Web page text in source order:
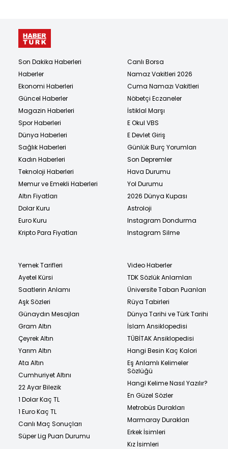
Son Dakika Haberleri
Haberler
Ekonomi Haberleri
Güncel Haberler
Magazin Haberleri
Spor Haberleri
Dünya Haberleri
Sağlık Haberleri
Kadın Haberleri
Teknoloji Haberleri
Memur ve Emekli Haberleri
Altın Fiyatları
Dolar Kuru
Euro Kuru
Kripto Para Fiyatları
Canlı Borsa
Namaz Vakitleri 2026
Cuma Namazı Vakitleri
Nöbetçi Eczaneler
İstiklal Marşı
E Okul VBS
E Devlet Giriş
Günlük Burç Yorumları
Son Depremler
Hava Durumu
Yol Durumu
2026 Dünya Kupası
Astroloji
Instagram Dondurma
Instagram Silme
Yemek Tarifleri
Ayetel Kürsi
Saatlerin Anlamı
Aşk Sözleri
Günaydın Mesajları
Gram Altın
Çeyrek Altın
Yarım Altın
Ata Altın
Cumhuriyet Altını
22 Ayar Bilezik
1 Dolar Kaç TL
1 Euro Kaç TL
Canlı Maç Sonuçları
Süper Lig Puan Durumu
Video Haberler
TDK Sözlük Anlamları
Üniversite Taban Puanları
Rüya Tabirleri
Dünya Tarihi ve Türk Tarihi
İslam Ansiklopedisi
TÜBİTAK Ansiklopedisi
Hangi Besin Kaç Kalori
Eş Anlamlı Kelimeler
Sözlüğü
Hangi Kelime Nasıl Yazılır?
En Güzel Sözler
Metrobüs Durakları
Marmaray Durakları
Erkek İsimleri
Kız İsimleri